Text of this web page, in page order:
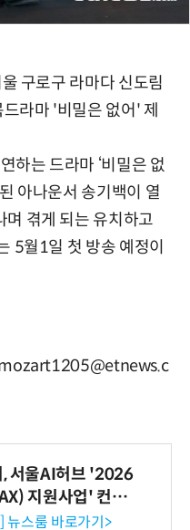
구로구 라마다 신도림
라마 '비밀은 없어' 제
하는 드라마 ‘비밀은 없
아나운서 송기백이 열
며 겪게 되는 유치하고
5월1일 첫 방송 예정이
, 서울AI허브 '2026
지원사업' 컨소
뉴스룸 바로가기>